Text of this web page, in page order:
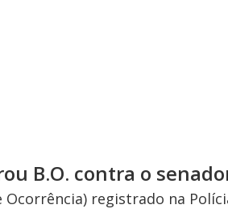
B.O. contra o
Ocorrência) registrado na